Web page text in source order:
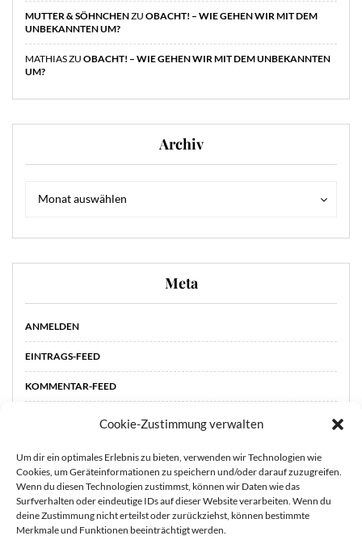
Cookie-Zustimmung verwalten
Um dir ein optimales Erlebnis zu bieten, verwenden wir Technologien wie
Cookies, um Geräteinformationen zu speichern und/oder darauf zuzugreifen.
Wenn du diesen Technologien zustimmst, können wir Daten wie das
Surfverhalten oder eindeutige IDs auf dieser Website verarbeiten. Wenn du
deine Zustimmung nicht erteilst oder zurückziehst, können bestimmte
Merkmale und Funktionen beeinträchtigt werden.
MUTTER & SÖHNCHENZU OBACHT! – WIE GEHEN WIR MIT DEM
UNBEKANNTEN UM?
MATHIASZU OBACHT! – WIE GEHEN WIR MIT DEM UNBEKANNTEN
UM?
Archiv
Monat auswählen
Meta
ANMELDEN
EINTRAGS-FEED
KOMMENTAR-FEED